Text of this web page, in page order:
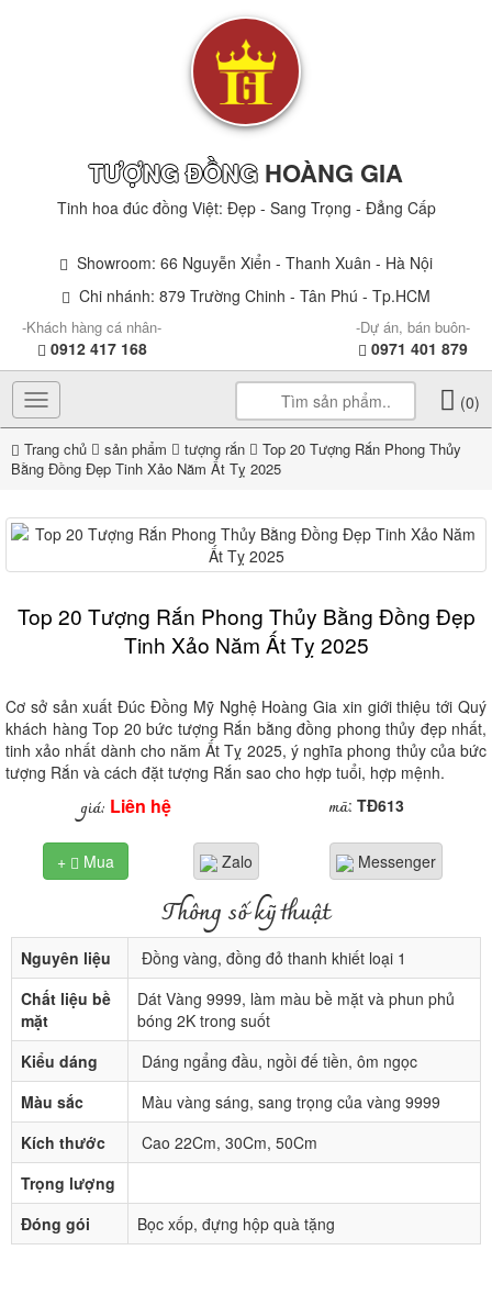
TƯỢNG ĐỒNG HOÀNG GIA
Tinh hoa đúc đồng Việt: Đẹp - Sang Trọng - Đẳng Cấp
Showroom: 66 Nguyễn Xiển - Thanh Xuân - Hà Nội
Chi nhánh: 879 Trường Chinh - Tân Phú - Tp.HCM
-Khách hàng cá nhân-
0912 417 168
-Dự án, bán buôn-
0971 401 879
Toggle
navigation
(0)
Trang chủ sản phẩm tượng rắn
Top 20 Tượng Rắn Phong Thủy
Bằng Đồng Đẹp Tinh Xảo Năm Ất Tỵ 2025
Top 20 Tượng Rắn Phong Thủy Bằng Đồng Đẹp
Tinh Xảo Năm Ất Tỵ 2025
Cơ sở sản xuất Đúc Đồng Mỹ Nghệ Hoàng Gia xin giới thiệu tới Quý
khách hàng Top 20 bức tượng Rắn bằng đồng phong thủy đẹp nhất,
tinh xảo nhất dành cho năm Ất Tỵ 2025, ý nghĩa phong thủy của bức
tượng Rắn và cách đặt tượng Rắn sao cho hợp tuổi, hợp mệnh.
giá: Liên hệ mã: TĐ613
+  Mua Zalo Messenger
Thông số kỹ thuật
Nguyên liệu
Đồng vàng, đồng đỏ thanh khiết loại 1
Chất liệu bề
mặt
Dát Vàng 9999, làm màu bề mặt và phun phủ
bóng 2K trong suốt
Kiểu dáng
Dáng ngẩng đầu, ngồi đế tiền, ôm ngọc
Màu sắc
Màu vàng sáng, sang trọng của vàng 9999
Kích thước
Cao 22Cm, 30Cm, 50Cm
Trọng lượng
Đóng gói
Bọc xốp, đựng hộp quà tặng